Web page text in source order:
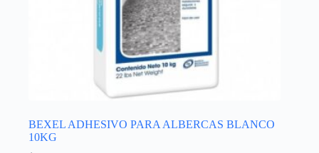
BEXEL ADHESIVO PARA ALBERCAS BLANCO
10KG